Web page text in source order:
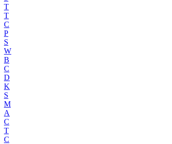
T
T
C
P
S
W
B
C
D
K
S
M
A
C
T
C